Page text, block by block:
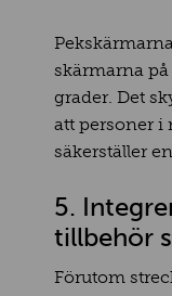
skärmarna
grader. Det
att personer i
säkerställer
5.
tillbehör
Förutom